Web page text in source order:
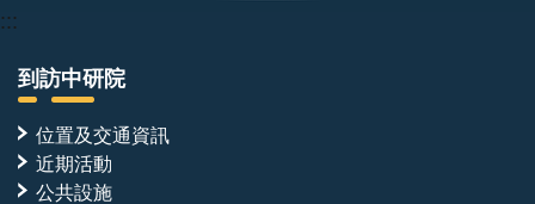
:::
到訪中研院
位置及交通資訊
近期活動
公共設施